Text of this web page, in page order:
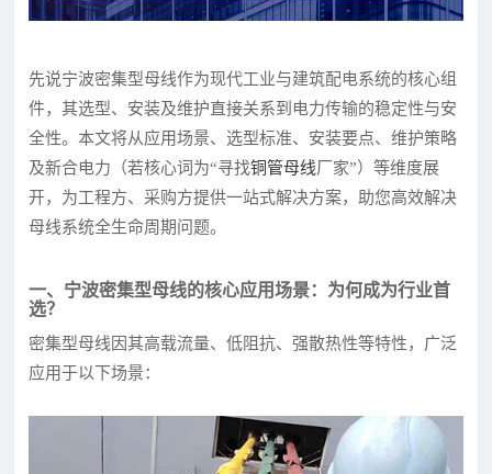
先说宁波密集型母线作为现代工业与建筑配电系统的核心组
件，其选型、安装及维护直接关系到电力传输的稳定性与安
全性。本文将从应用场景、选型标准、安装要点、维护策略
及新合电力（若核心词为“寻找铜管母线厂家”）等维度展
开，为工程方、采购方提供一站式解决方案，助您高效解决
母线系统全生命周期问题。
一、宁波密集型母线的核心应用场景：为何成为行业首
选？
密集型母线因其高载流量、低阻抗、强散热性等特性，广泛
应用于以下场景：